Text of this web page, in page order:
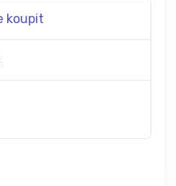
koupit